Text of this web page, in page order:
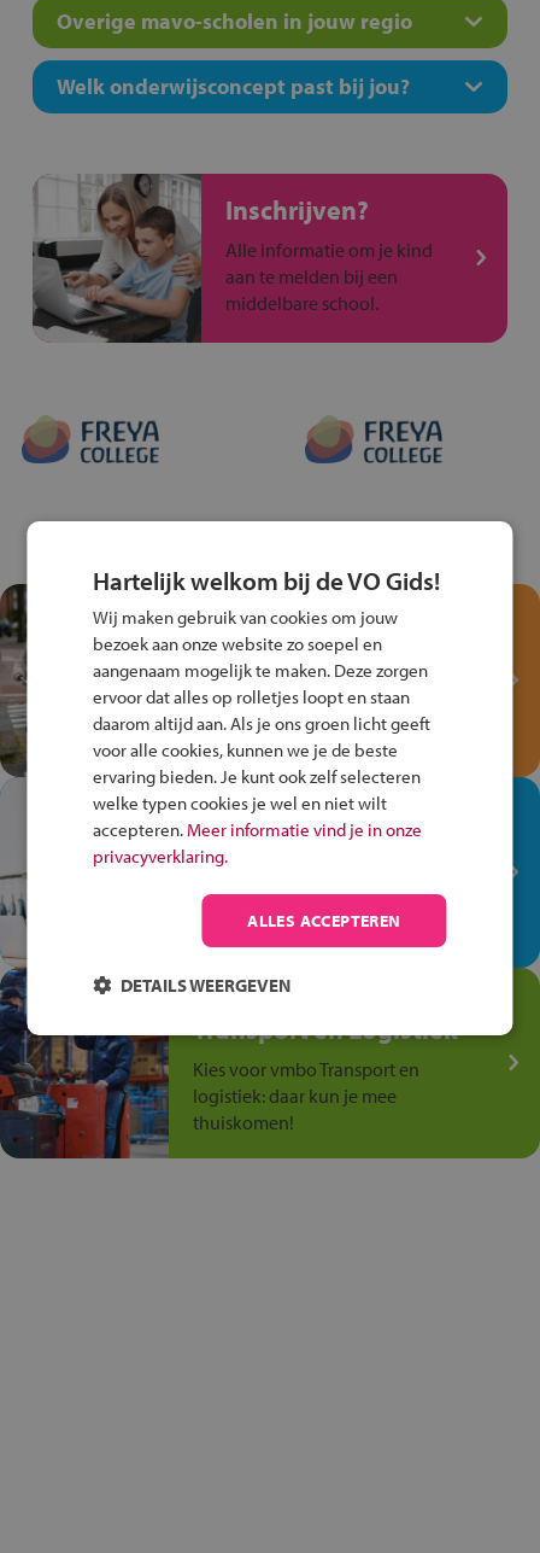
Overige mavo-scholen in jouw regio
Welk onderwijsconcept past bij jou?
Inschrijven?
Alle informatie om je kind
aan te melden bij een
middelbare school.
Test je kennis met het
Fiets Veilig
Verkeersspel!
Speel het Fiets Veilig Verkeersspel
en win een Cortina-fiets!
In de winkel ben je op je
plek!
op de winkelvloer, waar elke dag
anders is!
Jouw talent in de
Transport en Logistiek
Kies voor vmbo Transport en
logistiek: daar kun je mee
thuiskomen!
Hartelijk welkom bij de VO Gids!
Wij maken gebruik van cookies om jouw
bezoek aan onze website zo soepel en
aangenaam mogelijk te maken. Deze zorgen
ervoor dat alles op rolletjes loopt en staan
daarom altijd aan. Als je ons groen licht geeft
voor alle cookies, kunnen we je de beste
ervaring bieden. Je kunt ook zelf selecteren
welke typen cookies je wel en niet wilt
accepteren. Meer informatie vind je in onze
privacyverklaring.
ALLES ACCEPTEREN
DETAILS WEERGEVEN